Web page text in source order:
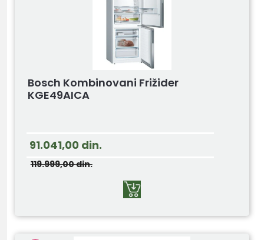
Bosch Kombinovani Frižider
KGE49AICA
91.041,00 din.
119.999,00din.